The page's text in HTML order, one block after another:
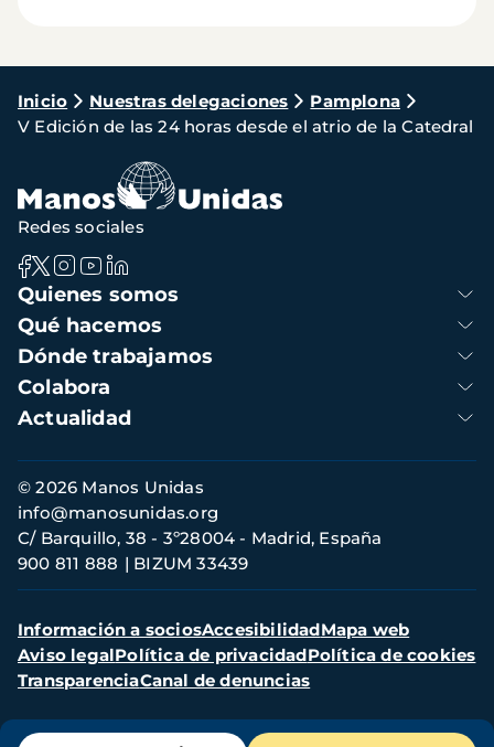
Ruta
de
navegación
Inicio Nuestras delegaciones
Pamplona
V Edición de las 24 horas desde el atrio de la Catedral
Navegación
principal
Quienes somos
Qué hacemos
Dónde trabajamos
Colabora
Actualidad
Redes sociales
Información
de
contacto
© 2026 Manos Unidas
C/ Barquillo, 38 - 3º28004 - Madrid, España
900 811 888
BIZUM 33439
info@manosunidas.org
Menú
secundario
Información a sociosAccesibilidadMapa web
Aviso legalPolítica de privacidadPolítica de cookies
TransparenciaCanal de denuncias